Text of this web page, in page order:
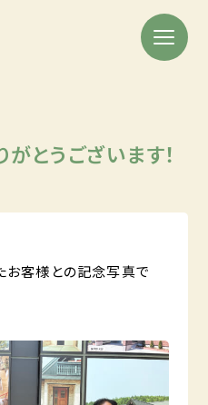
とうございます！
お客様との記念写真で